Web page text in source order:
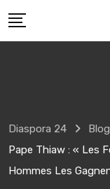
to
Diaspora 24 Blog
Pape Thiaw : « Les
Hommes Les